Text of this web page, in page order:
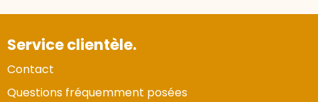
Service clientèle.
Contact
Questions fréquemment posées